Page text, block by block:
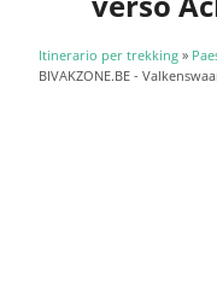
Itinerario per trekking »
BIVAKZONE.BE -